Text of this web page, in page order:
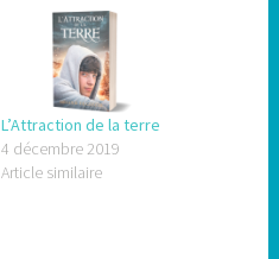
L’Attraction de la terre
4 décembre 2019
Article similaire